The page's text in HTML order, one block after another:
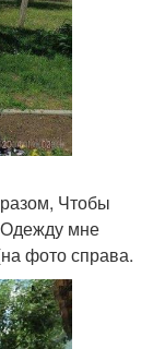
Чтобы
мне
фото справа.